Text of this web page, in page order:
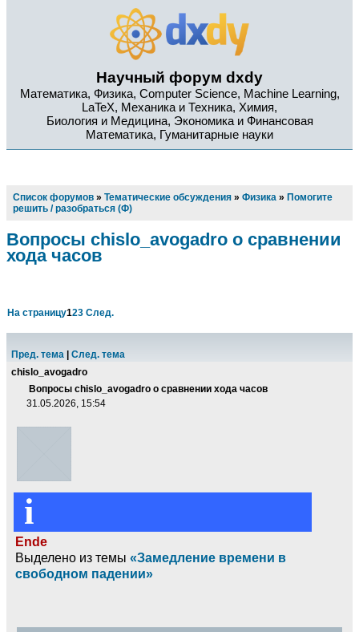
Научный форум dxdy
Математика, Физика, Computer Science, Machine Learning,
LaTeX, Механика и Техника, Химия,
Биология и Медицина, Экономика и Финансовая
Математика, Гуманитарные науки
Список форумов » Тематические обсуждения » Физика » Помогите
решить / разобраться (Ф)
Вопросы chislo_avogadro о сравнении
хода часов
На страницу123 След.
Пред. тема
След. тема
chislo_avogadro
Вопросы chislo_avogadro о сравнении хода часов
31.05.2026, 15:54
i
Ende
Выделено из темы «Замедление времени в
свободном падении»